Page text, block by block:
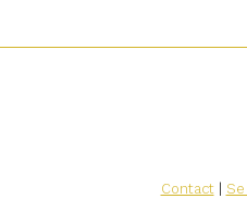
Contact|